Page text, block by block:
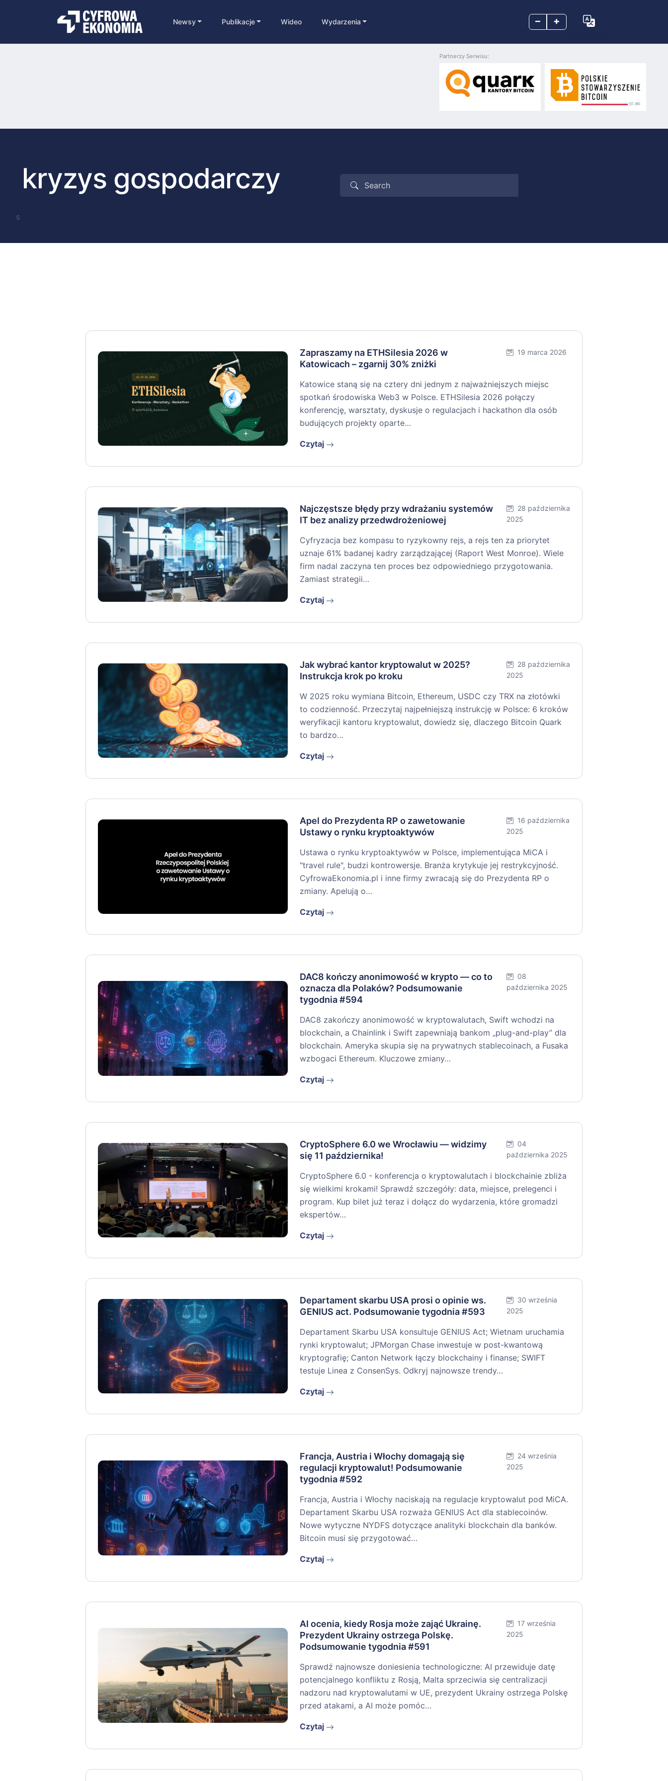
– +
Newsy Publikacje Wideo Wydarzenia
Partnerzy Serwisu:
kryzys gospodarczy
s
Zapraszamy na ETHSilesia 2026 w
Katowicach – zgarnij 30% zniżki
19 marca 2026
Katowice staną się na cztery dni jednym z najważniejszych miejsc
spotkań środowiska Web3 w Polsce. ETHSilesia 2026 połączy
konferencję, warsztaty, dyskusje o regulacjach i hackathon dla osób
budujących projekty oparte…
Czytaj
Najczęstsze błędy przy wdrażaniu systemów
IT bez analizy przedwdrożeniowej
28 października
2025
Cyfryzacja bez kompasu to ryzykowny rejs, a rejs ten za priorytet
uznaje 61% badanej kadry zarządzającej (Raport West Monroe). Wiele
firm nadal zaczyna ten proces bez odpowiedniego przygotowania.
Zamiast strategii…
Czytaj
Jak wybrać kantor kryptowalut w 2025?
Instrukcja krok po kroku
28 października
2025
W 2025 roku wymiana Bitcoin, Ethereum, USDC czy TRX na złotówki
to codzienność. Przeczytaj najpełniejszą instrukcję w Polsce: 6 kroków
weryfikacji kantoru kryptowalut, dowiedz się, dlaczego Bitcoin Quark
to bardzo…
Czytaj
Apel do Prezydenta RP o zawetowanie
Ustawy o rynku kryptoaktywów
16 października
2025
Ustawa o rynku kryptoaktywów w Polsce, implementująca MiCA i
"travel rule", budzi kontrowersje. Branża krytykuje jej restrykcyjność.
CyfrowaEkonomia.pl i inne firmy zwracają się do Prezydenta RP o
zmiany. Apelują o…
Czytaj
DAC8 kończy anonimowość w krypto — co to
oznacza dla Polaków? Podsumowanie
tygodnia #594
08
października 2025
DAC8 zakończy anonimowość w kryptowalutach, Swift wchodzi na
blockchain, a Chainlink i Swift zapewniają bankom „plug-and-play” dla
blockchain. Ameryka skupia się na prywatnych stablecoinach, a Fusaka
wzbogaci Ethereum. Kluczowe zmiany…
Czytaj
CryptoSphere 6.0 we Wrocławiu — widzimy
się 11 października!
04
października 2025
CryptoSphere 6.0 - konferencja o kryptowalutach i blockchainie zbliża
się wielkimi krokami! Sprawdź szczegóły: data, miejsce, prelegenci i
program. Kup bilet już teraz i dołącz do wydarzenia, które gromadzi
ekspertów…
Czytaj
Departament skarbu USA prosi o opinie ws.
GENIUS act. Podsumowanie tygodnia #593
30 września
2025
Departament Skarbu USA konsultuje GENIUS Act; Wietnam uruchamia
rynki kryptowalut; JPMorgan Chase inwestuje w post-kwantową
kryptografię; Canton Network łączy blockchainy i finanse; SWIFT
testuje Linea z ConsenSys. Odkryj najnowsze trendy…
Czytaj
Francja, Austria i Włochy domagają się
regulacji kryptowalut! Podsumowanie
tygodnia #592
24 września
2025
Francja, Austria i Włochy naciskają na regulacje kryptowalut pod MiCA.
Departament Skarbu USA rozważa GENIUS Act dla stablecoinów.
Nowe wytyczne NYDFS dotyczące analityki blockchain dla banków.
Bitcoin musi się przygotować…
Czytaj
AI ocenia, kiedy Rosja może zająć Ukrainę.
Prezydent Ukrainy ostrzega Polskę.
Podsumowanie tygodnia #591
17 września
2025
Sprawdź najnowsze doniesienia technologiczne: AI przewiduje datę
potencjalnego konfliktu z Rosją, Malta sprzeciwia się centralizacji
nadzoru nad kryptowalutami w UE, prezydent Ukrainy ostrzega Polskę
przed atakami, a AI może pomóc…
Czytaj